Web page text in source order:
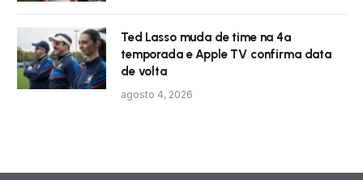
Ted Lasso muda de time na 4ª
temporada e Apple TV confirma data
de volta
agosto 4, 2026